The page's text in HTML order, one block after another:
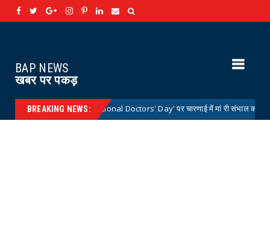
BAP NEWS
खबर पर पकड़
BREAKING NEWS:
डॉक्टर्स डे 'National Doctors' Day' पर चारणाई में मां री संभाल कार्यक्रम आयोजित